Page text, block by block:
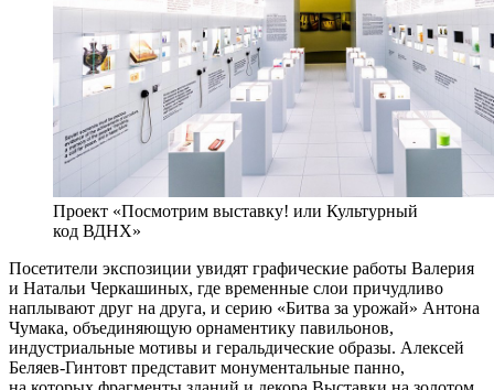
Проект «Посмотрим выставку! или Культурный
код ВДНХ»
Посетители экспозиции увидят графические работы Валерия
и Натальи Черкашиных, где временные слои причудливо
наплывают друг на друга, и серию «Битва за урожай» Антона
Чумака, объединяющую орнаментику павильонов,
индустриальные мотивы и геральдические образы. Алексей
Беляев-Гинтовт представит монументальные панно,